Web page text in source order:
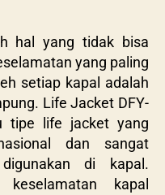
hal yang tidak bisa
yang paling
setiap kapal adalah
Life Jacket DFY-
tipe life jacket yang
dan sangat
di kapal.
kapal